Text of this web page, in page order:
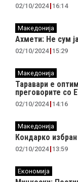
02/10/2024 16:14
Македонија
Ахмети: Не сум
02/10/2024 15:29
Македонија
Таравари e
преговорите со
02/10/2024 14:16
Македонија
Кондарко
02/10/2024 13:59
Економија